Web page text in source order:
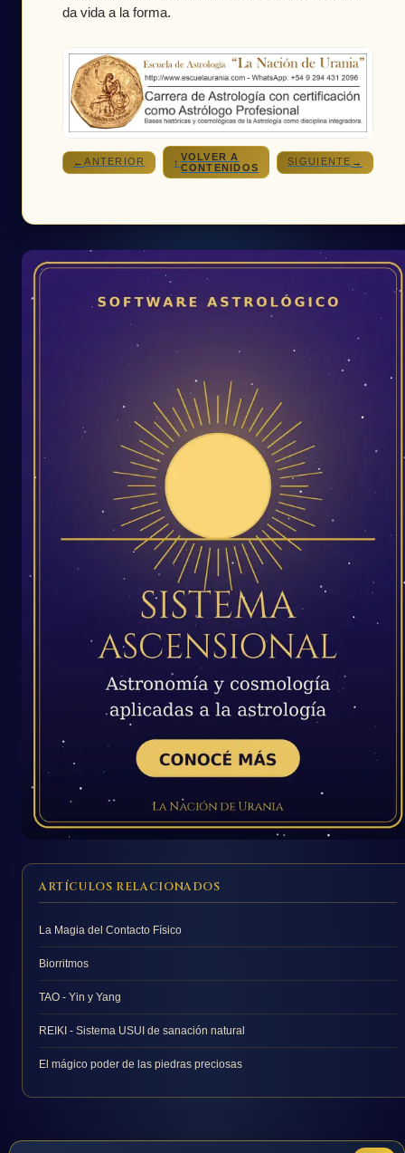
da vida a la forma.
←ANTERIOR ↑VOLVER A
CONTENIDOS
SIGUIENTE →
ARTÍCULOS RELACIONADOS
La Magia del Contacto Físico
Biorritmos
TAO - Yin y Yang
REIKI - Sistema USUI de sanación natural
El mágico poder de las piedras preciosas